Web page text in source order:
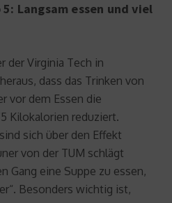
Langsam essen und viel
der Virginia Tech in
dass das Trinken von
vor dem Essen die
Kilokalorien reduziert.
sich über den Effekt
von der TUM schlägt
Gang eine Suppe zu essen,
Besonders wichtig ist,